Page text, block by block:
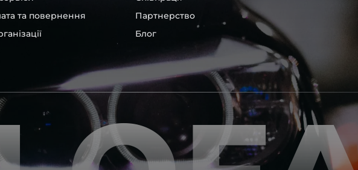
та унікальні.
офісі та оптовому
– на всіх
– для швидкої
будь-які
і пару чи комплект.
та повернення
Партнерство
Блог